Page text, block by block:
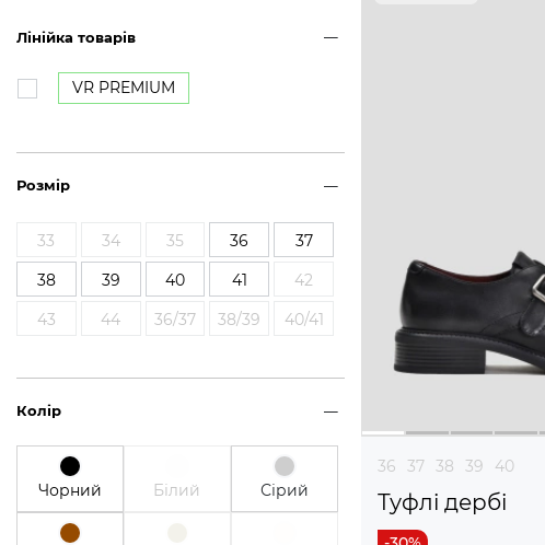
Лінійка товарів
VR PREMIUM
Розмір
33 34 35 36
37
38
39 40 41
42
43
44 36/37 38/39 40/41
Колір
Чорний Білий Сірий
36 37 38 39 40
Туфлі дербі